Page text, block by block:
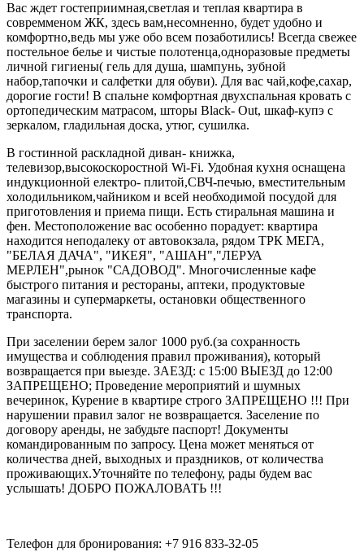
Вас ждет гостеприимная,светлая и теплая квартира в
совремменом ЖК, здесь вам,несомненно, будет удобно и
комфортно,ведь мы уже обо всем позаботились! Всегда свежее
постельное белье и чистые полотенца,одноразовые предметы
личной гигиены( гель для душа, шампунь, зубной
набор,тапочки и салфетки для обуви). Для вас чай,кофе,сахар,
дорогие гости! В спальне комфортная двухспальная кровать с
ортопедическим матрасом, шторы Black- Out, шкаф-купэ с
зеркалом, гладильная доска, утюг, сушилка.
В гостинной раскладной диван- книжка,
телевизор,высокоскоростной Wi-Fi. Удобная кухня оснащена
индукционной електро- плитой,СВЧ-печью, вместительным
холодильником,чайником и всей необходимой посудой для
приготовления и приема пищи. Есть стиральная машина и
фен. Местоположение вас особенно порадует: квартира
находится неподалеку от автовокзала, рядом ТРК МЕГА,
"БЕЛАЯ ДАЧА", "ИКЕЯ", "АШАН","ЛЕРУА
МЕРЛЕН",рынок "САДОВОД". Многочисленные кафе
быстрого питания и рестораны, аптеки, продуктовые
магазины и супермаркеты, остановки общественного
транспорта.
При заселении берем залог 1000 руб.(за сохранность
имущества и соблюдения правил проживания), который
возвращается при выезде. ЗАЕЗД: с 15:00 ВЫЕЗД до 12:00
ЗАПРЕЩЕНО; Проведение мероприятий и шумных
вечеринок, Курение в квартире строго ЗАПРЕЩЕНО !!! При
нарушении правил залог не возвращается. Заселение по
договору аренды, не забудьте паспорт! Документы
командированным по запросу. Цена может меняться от
количества дней, выходных и праздников, от количества
проживающих.Уточняйте по телефону, рады будем вас
услышать! ДОБРО ПОЖАЛОВАТЬ !!!
Телефон для бронирования: +7 916 833-32-05